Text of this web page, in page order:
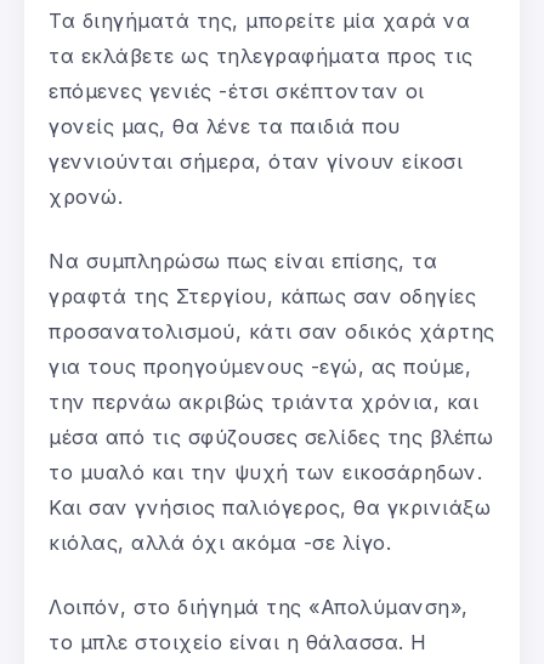
Τα διηγήματά της, μπορείτε μία χαρά να
τα εκλάβετε ως τηλεγραφήματα προς τις
επόμενες γενιές -έτσι σκέπτονταν οι
γονείς μας, θα λένε τα παιδιά που
γεννιούνται σήμερα, όταν γίνουν είκοσι
χρονώ.
Να συμπληρώσω πως είναι επίσης, τα
γραφτά της Στεργίου, κάπως σαν οδηγίες
προσανατολισμού, κάτι σαν οδικός χάρτης
για τους προηγούμενους -εγώ, ας πούμε,
την περνάω ακριβώς τριάντα χρόνια, και
μέσα από τις σφύζουσες σελίδες της βλέπω
το μυαλό και την ψυχή των εικοσάρηδων.
Και σαν γνήσιος παλιόγερος, θα γκρινιάξω
κιόλας, αλλά όχι ακόμα -σε λίγο.
Λοιπόν, στο διήγημά της «Απολύμανση»,
το μπλε στοιχείο είναι η θάλασσα. Η